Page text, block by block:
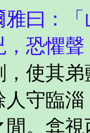
：「
懼聲
其弟
守臨
閒。弇